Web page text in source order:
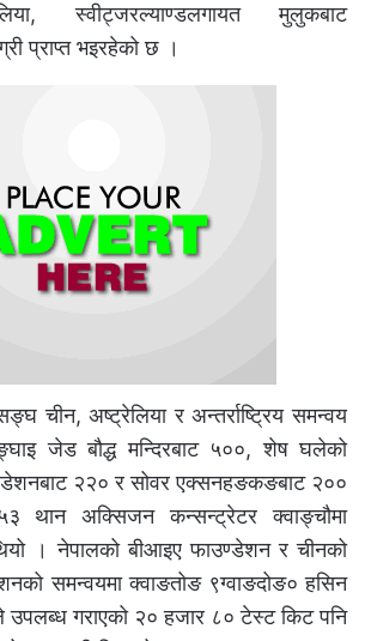
स्वीट्जरल्याण्डलगायत मुलुकबाट
प्राप्त भइरहेको छ ।
चीन, अष्ट्रेलिया र अन्तर्राष्ट्रिय समन्वय
जेड बौद्ध मन्दिरबाट ५००, शेष घलेको
२२० र सोवर एक्सनहङकङबाट २००
थान अक्सिजन कन्सन्ट्रेटर क्वाङ्चौमा
। नेपालको बीआइए फाउण्डेशन र चीनको
समन्वयमा क्वाङतोङ ९ग्वाङदोङ० हसिन
उपलब्ध गराएको २० हजार ८० टेस्ट किट पनि